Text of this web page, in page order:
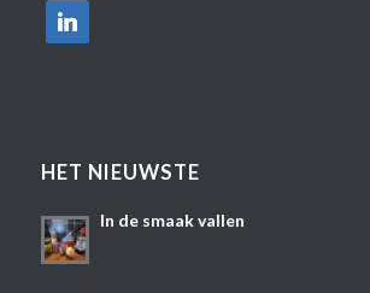
linkedin
HET NIEUWSTE
In de smaak vallen